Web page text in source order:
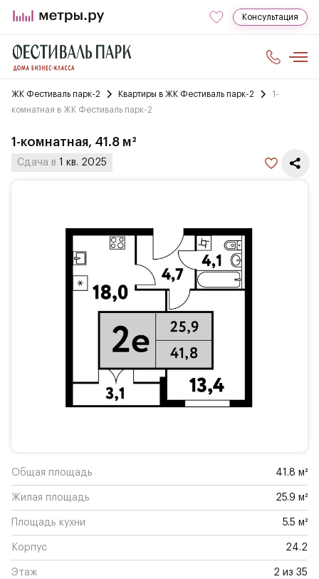
Консультация
ЖК Фестиваль парк-2 Квартиры в ЖК Фестиваль парк-2
1-
комнатная в ЖК Фестиваль парк-2
1-комнатная, 41.8 м²
Сдача в 1 кв. 2025
Общая площадь 41.8 м²
Жилая площадь 25.9 м²
Площадь кухни 5.5 м²
Корпус 24.2
Этаж 2 из 35